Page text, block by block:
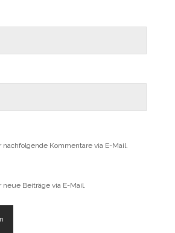
Kommentare via E-Mail.
Beiträge via E-Mail.